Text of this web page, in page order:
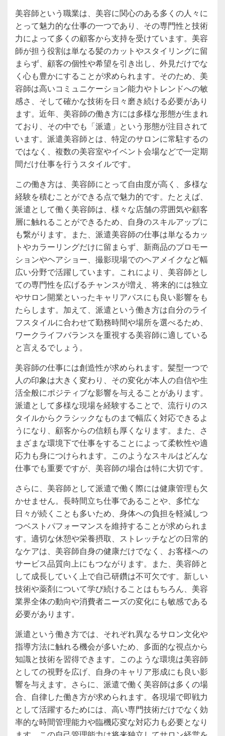
美容師という職業は、美容に関心のある多くの人々に
とって魅力的な仕事の一つであり、その専門性と技術
力によって多くの顧客から支持を受けています。 美容
師が担う役割は単なる髪のカットやスタイリングに留
まらず、顧客の個性や希望を引き出し、外見だけでな
く心も豊かにすることが求められます。そのため、美
容師は高いコミュニケーション能力やトレンドへの敏
感さ、そして確かな技術を日々磨き続ける必要があり
ます。近年、美容師の働き方には多様な形態が生まれ
ており、その中でも「派遣」という形態が注目されて
います。派遣美容師とは、特定のサロンに常駐するの
ではなく、複数の美容室やイベント会場などで一定期
間だけ仕事を行うスタイルです。
この働き方は、美容師にとって自由度が高く、多様な
経験を積むことができる点で魅力的です。たとえば、
派遣として働く美容師は、様々な店舗の雰囲気や顧客
層に触れることができるため、自身のスキルアップに
も繋がります。また、派遣美容師の仕事は単なるカッ
トやカラーリングだけに留まらず、新商品のプロモー
ションやヘアショー、撮影現場でのヘアメイクなど幅
広い分野で活躍しています。これにより、美容師とし
ての専門性を広げるチャンスが増え、将来的には独立
やサロン開業といったキャリアパスにも良い影響をも
たらします。加えて、派遣という働き方は自分のライ
フスタイルに合わせて勤務時間や場所を選べるため、
ワークライフバランスを重視する美容師に適している
と言えるでしょう。
美容師の仕事には創造性が求められます。髪型一つで
人の印象は大きく変わり、その変化が本人の自信や生
活全般にポジティブな影響を与えることがあります。
派遣として多様な現場を経験することで、流行りのス
タイルからクラシックなものまで幅広く対応できるよ
うになり、顧客からの信頼も厚くなります。また、さ
まざまな環境下で仕事をすることによって柔軟性や適
応力も身につけられます。このようなスキルはどんな
仕事でも重要ですが、美容師の場合は特に大切です。
さらに、美容師として派遣で働く際には健康管理も欠
かせません。長時間立ち仕事であることや、多忙な
日々が続くことも多いため、身体への負担を軽減しつ
つベストパフォーマンスを維持することが求められま
す。適切な休憩や栄養摂取、ストレッチなどの日常的
なケアは、美容師自身の健康だけでなく、お客様への
サービス品質向上にもつながります。また、美容師と
して成長していく上で自己研鑽は不可欠です。新しい
技術や薬剤について学び続けることはもちろん、美容
業界全体の動向や消費者ニーズの変化にも敏感である
必要があります。
派遣という働き方では、それぞれ異なるサロン文化や
指導方法に触れる機会が多いため、多面的な視点から
知識と技術を習得できます。このような環境は美容師
としての視野を広げ、自身のキャリア形成にも良い影
響を与えます。さらに、派遣で働く美容師は多くの場
合、自律した働き方が求められます。各現場で即戦力
として活躍するためには、高い専門技術だけでなく効
率的な時間管理能力や臨機応変な対応力も必要となり